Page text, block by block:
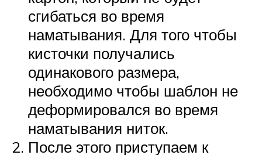
сгибаться во время
наматывания. Для того чтобы
кисточки получались
одинакового размера,
необходимо чтобы шаблон не
деформировался во время
наматывания ниток.
После этого приступаем к